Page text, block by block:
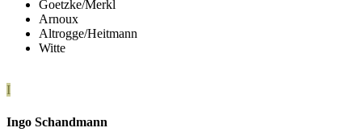
Goetzke/Merkl
Arnoux
Altrogge/Heitmann
Witte
I
Ingo Schandmann